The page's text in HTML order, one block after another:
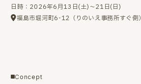
日時：2026年6月13日(土)～21日(日)
福島市堀河町6-12（りのいえ事務所すぐ側）
Concept